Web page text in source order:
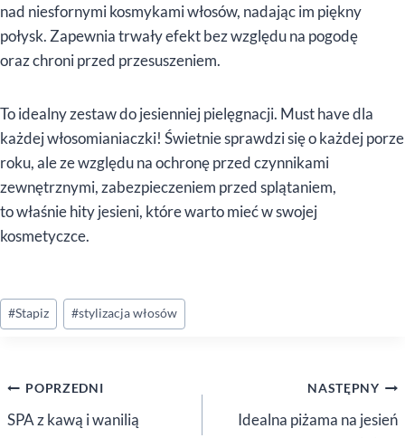
nad niesfornymi kosmykami włosów, nadając im piękny
połysk. Zapewnia trwały efekt bez względu na pogodę
oraz chroni przed przesuszeniem.
To idealny zestaw do jesienniej pielęgnacji. Must have dla
każdej włosomianiaczki! Świetnie sprawdzi się o każdej porze
roku, ale ze względu na ochronę przed czynnikami
zewnętrznymi, zabezpieczeniem przed splątaniem,
to właśnie hity jesieni, które warto mieć w swojej
kosmetyczce.
Tagi
wpisu:
#Stapiz #stylizacja włosów
Nawigacja
wpisu
POPRZEDNI
SPA z kawą i wanilią
NASTĘPNY
Idealna piżama na jesień